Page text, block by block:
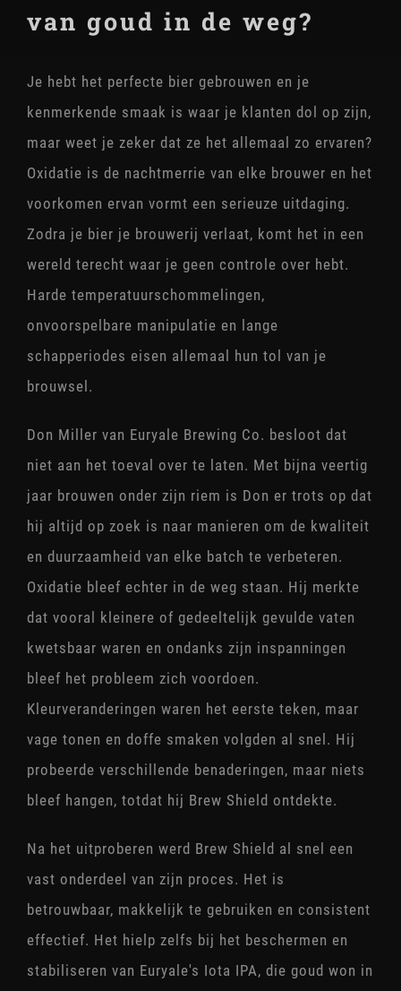
van goud in de weg?
Je hebt het perfecte bier gebrouwen en je
kenmerkende smaak is waar je klanten dol op zijn,
maar weet je zeker dat ze het allemaal zo ervaren?
Oxidatie is de nachtmerrie van elke brouwer en het
voorkomen ervan vormt een serieuze uitdaging.
Zodra je bier je brouwerij verlaat, komt het in een
wereld terecht waar je geen controle over hebt.
Harde temperatuurschommelingen,
onvoorspelbare manipulatie en lange
schapperiodes eisen allemaal hun tol van je
brouwsel.
Don Miller van Euryale Brewing Co. besloot dat
niet aan het toeval over te laten. Met bijna veertig
jaar brouwen onder zijn riem is Don er trots op dat
hij altijd op zoek is naar manieren om de kwaliteit
en duurzaamheid van elke batch te verbeteren.
Oxidatie bleef echter in de weg staan. Hij merkte
dat vooral kleinere of gedeeltelijk gevulde vaten
kwetsbaar waren en ondanks zijn inspanningen
bleef het probleem zich voordoen.
Kleurveranderingen waren het eerste teken, maar
vage tonen en doffe smaken volgden al snel. Hij
probeerde verschillende benaderingen, maar niets
bleef hangen, totdat hij Brew Shield ontdekte.
Na het uitproberen werd Brew Shield al snel een
vast onderdeel van zijn proces. Het is
betrouwbaar, makkelijk te gebruiken en consistent
effectief. Het hielp zelfs bij het beschermen en
stabiliseren van Euryale's Iota IPA, die goud won in